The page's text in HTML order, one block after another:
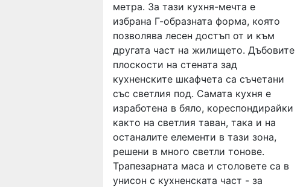
метра. За тази кухня-мечта е
избрана Г-образната форма, която
позволява лесен достъп от и към
другата част на жилището. Дъбовите
плоскости на стената зад
кухненските шкафчета са съчетани
със светлия под. Самата кухня е
изработена в бяло, кореспондирайки
както на светлия таван, така и на
останалите елементи в тази зона,
решени в много светли тонове.
Трапезарната маса и столовете са в
унисон с кухненската част - за